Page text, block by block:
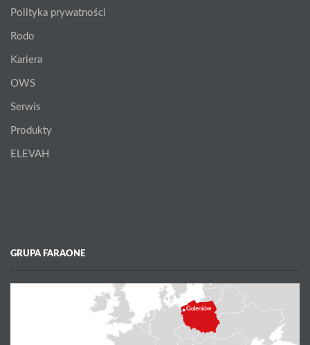
Polityka prywatności
Rodo
Kariera
OWS
Serwis
Produkty
ELEVAH
GRUPA FARAONE